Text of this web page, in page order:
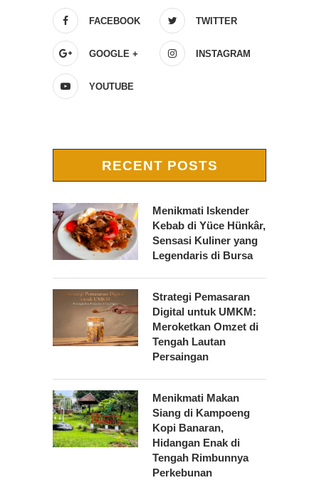
FACEBOOK TWITTER
GOOGLE + INSTAGRAM
YOUTUBE
RECENT POSTS
Menikmati Iskender
Kebab di Yüce Hünkâr,
Sensasi Kuliner yang
Legendaris di Bursa
Strategi Pemasaran
Digital untuk UMKM:
Meroketkan Omzet di
Tengah Lautan
Persaingan
Menikmati Makan
Siang di Kampoeng
Kopi Banaran,
Hidangan Enak di
Tengah Rimbunnya
Perkebunan